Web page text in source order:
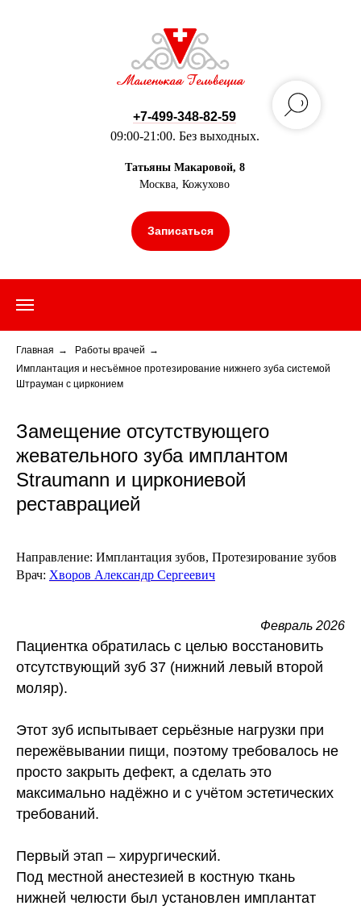
+7-499-348-82-59
09:00-21:00. Без выходных.
Татьяны Макаровой, 8
Москва, Кожухово
Записаться
Главная → Работы врачей →
Имплантация и несъёмное протезирование нижнего зуба системой
Штрауман с цирконием
Замещение отсутствующего
жевательного зуба имплантом
Straumann и циркониевой
реставрацией
Направление: Имплантация зубов, Протезирование зубов
Врач: Хворов Александр Сергеевич
Февраль 2026
Пациентка обратилась с целью восстановить
отсутствующий зуб 37 (нижний левый второй
моляр).
Этот зуб испытывает серьёзные нагрузки при
пережёвывании пищи, поэтому требовалось не
просто закрыть дефект, а сделать это
максимально надёжно и с учётом эстетических
требований.
Первый этап – хирургический.
Под местной анестезией в костную ткань
нижней челюсти был установлен имплантат